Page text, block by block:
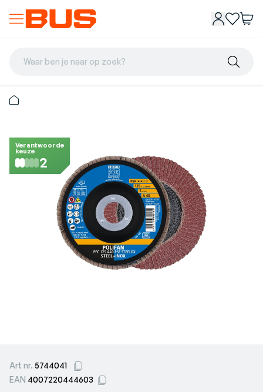
Waar ben je naar op zoek?
Verantwoorde
keuze
2
Art nr. 5744041
EAN 4007220444603